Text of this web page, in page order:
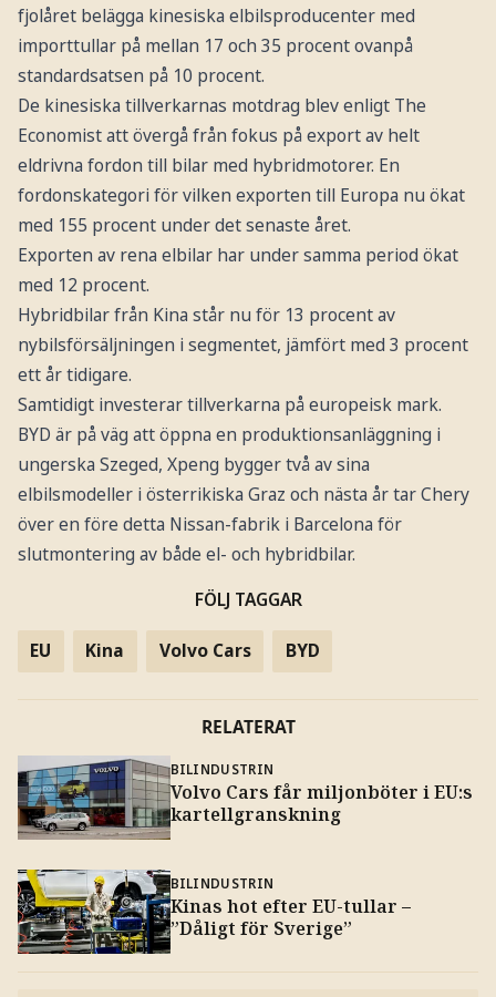
fjolåret belägga kinesiska elbilsproducenter med
importtullar på mellan 17 och 35 procent ovanpå
standardsatsen på 10 procent.
De kinesiska tillverkarnas motdrag blev enligt The
Economist att övergå från fokus på export av helt
eldrivna fordon till bilar med hybridmotorer. En
fordonskategori för vilken exporten till Europa nu ökat
med 155 procent under det senaste året.
Exporten av rena elbilar har under samma period ökat
med 12 procent.
Hybridbilar från Kina står nu för 13 procent av
nybilsförsäljningen i segmentet, jämfört med 3 procent
ett år tidigare.
Samtidigt investerar tillverkarna på europeisk mark.
BYD är på väg att öppna en produktionsanläggning i
ungerska Szeged, Xpeng bygger två av sina
elbilsmodeller i österrikiska Graz och nästa år tar Chery
över en före detta Nissan-fabrik i Barcelona för
slutmontering av både el- och hybridbilar.
FÖLJ TAGGAR
EU Kina Volvo Cars BYD
RELATERAT
BILINDUSTRIN
Volvo Cars får miljonböter i EU:s
kartellgranskning
BILINDUSTRIN
Kinas hot efter EU-tullar –
”Dåligt för Sverige”